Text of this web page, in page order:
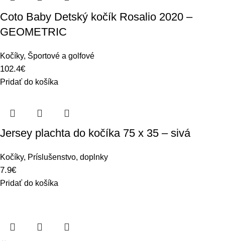
Coto Baby Detský kočík Rosalio 2020 –
GEOMETRIC
Kočíky, Športové a golfové
102.4€
Pridať do košíka
Jersey plachta do kočíka 75 x 35 – sivá
Kočíky, Príslušenstvo, doplnky
7.9€
Pridať do košíka